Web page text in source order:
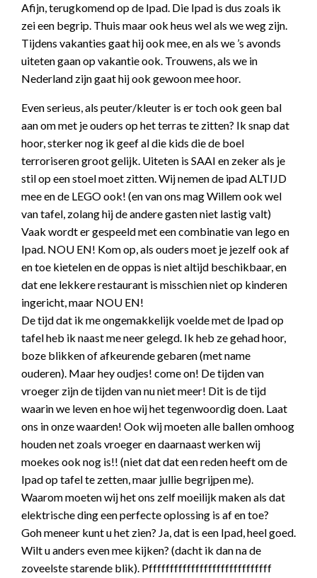
Afijn, terugkomend op de Ipad. Die Ipad is dus zoals ik
zei een begrip. Thuis maar ook heus wel als we weg zijn.
Tijdens vakanties gaat hij ook mee, en als we ’s avonds
uiteten gaan op vakantie ook. Trouwens, als we in
Nederland zijn gaat hij ook gewoon mee hoor.
Even serieus, als peuter/kleuter is er toch ook geen bal
aan om met je ouders op het terras te zitten? Ik snap dat
hoor, sterker nog ik geef al die kids die de boel
terroriseren groot gelijk. Uiteten is SAAI en zeker als je
stil op een stoel moet zitten. Wij nemen de ipad ALTIJD
mee en de LEGO ook! (en van ons mag Willem ook wel
van tafel, zolang hij de andere gasten niet lastig valt)
Vaak wordt er gespeeld met een combinatie van lego en
Ipad. NOU EN! Kom op, als ouders moet je jezelf ook af
en toe kietelen en de oppas is niet altijd beschikbaar, en
dat ene lekkere restaurant is misschien niet op kinderen
ingericht, maar NOU EN!
De tijd dat ik me ongemakkelijk voelde met de Ipad op
tafel heb ik naast me neer gelegd. Ik heb ze gehad hoor,
boze blikken of afkeurende gebaren (met name
ouderen). Maar hey oudjes! come on! De tijden van
vroeger zijn de tijden van nu niet meer! Dit is de tijd
waarin we leven en hoe wij het tegenwoordig doen. Laat
ons in onze waarden! Ook wij moeten alle ballen omhoog
houden net zoals vroeger en daarnaast werken wij
moekes ook nog is!! (niet dat dat een reden heeft om de
Ipad op tafel te zetten, maar jullie begrijpen me).
Waarom moeten wij het ons zelf moeilijk maken als dat
elektrische ding een perfecte oplossing is af en toe?
Goh meneer kunt u het zien? Ja, dat is een Ipad, heel goed.
Wilt u anders even mee kijken? (dacht ik dan na de
zoveelste starende blik). Pfffffffffffffffffffffffffffff